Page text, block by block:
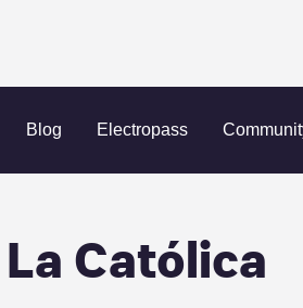
Blog Electropass
Parking Isabel La Católica
Católica